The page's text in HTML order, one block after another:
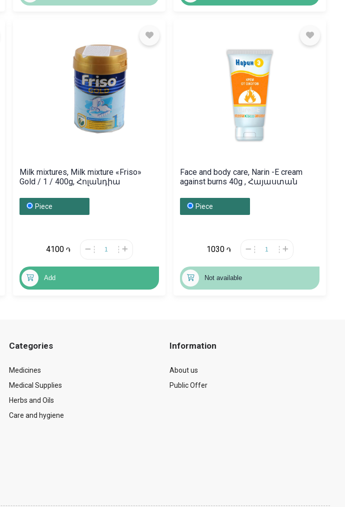
Milk mixtures, Milk mixture «Friso»
Gold / 1 / 400g, Հոլանդիա
Piece
4100 ֏
Add
Face and body care, Narin -E cream
against burns 40g , Հայաստան
Piece
1030 ֏
Not available
Categories
Medicines
Medical Supplies
Herbs and Oils
Care and hygiene
Information
About us
Public Offer